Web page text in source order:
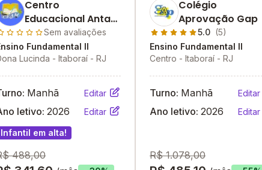
Centro
Educacional Antas
Marques
Sem avaliações
Fundamental II
Lucinda - Itaboraí - RJ
Manhã Editar
letivo: 2026 Editar
Infantil em alta!
488,00
Colégio
Aprovação Gap
5.0 (5)
Ensino Fundamental II
Centro - Itaboraí - RJ
Turno: Manhã Editar
Ano letivo: 2026 Editar
R$ 1.078,00